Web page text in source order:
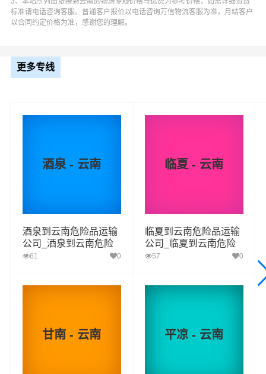
一项:易燃固体、自反应物质和固态退敏爆炸品
二项：属于自然的物质
五类：氧化性物质和有机过氧化物 （碱金属或碱土金属、
亚硝酸钠、亚氯酸钠、连二硫酸钠，重铬酸钠、氧化银）
一项:毒性物质
九类：
杂项危险物质和物品，包含危害环境物质（汽车电
1、张掖到云南危险品运输公司拥有危险品运输相关资质，
3、本站所列由张掖到云南的物流专线价格与运费为参考价格，如需详细资费
标准请电话咨询客服。普通客户报价以电话咨询万信物流客服为准，月结客户
以合同约定价格为准，感谢您的理解。
更多专线
酒泉 - 云南
酒泉到云南危险品运输
公司_酒泉到云南危险
品物流货运专线
61 0
临夏 - 云南
临夏到云南危险品运输
公司_临夏到云南危险
品物流货运专线
57 0
甘南 - 云南 平凉 - 云南